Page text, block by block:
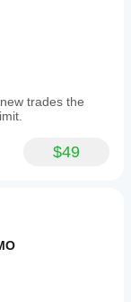
trades the
$49